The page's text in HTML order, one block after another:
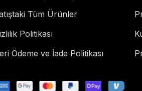
Tüm Ürünler
Politikası
Ödeme ve İade Politikası